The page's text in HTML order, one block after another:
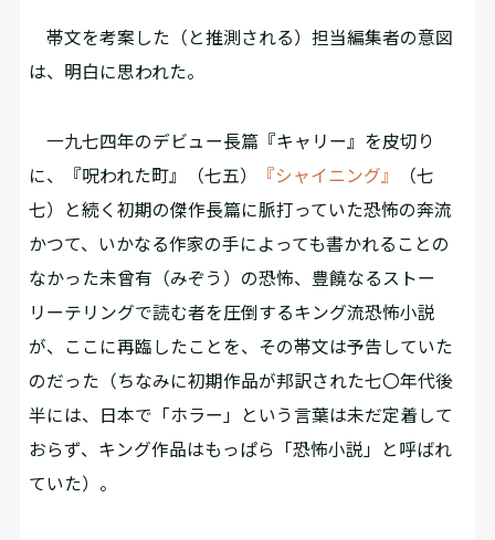
帯文を考案した（と推測される）担当編集者の意図
は、明白に思われた。
一九七四年のデビュー長篇『キャリー』を皮切り
に、『呪われた町』（七五）
『シャイニング』
（七
七）と続く初期の傑作長篇に脈打っていた恐怖の奔流――
かつて、いかなる作家の手によっても書かれることの
なかった未曾有（みぞう）の恐怖、豊饒なるストー
リーテリングで読む者を圧倒するキング流恐怖小説
が、ここに再臨したことを、その帯文は予告していた
のだった（ちなみに初期作品が邦訳された七〇年代後
半には、日本で「ホラー」という言葉は未だ定着して
おらず、キング作品はもっぱら「恐怖小説」と呼ばれ
ていた）。